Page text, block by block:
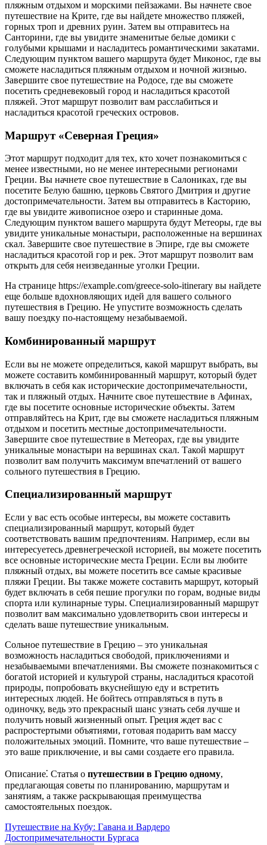
пляжным отдыхом и морскими пейзажами. Вы начнете свое
путешествие на Крите, где вы найдете множество пляжей,
горных троп и древних руин. Затем вы отправитесь на
Санторини, где вы увидите знаменитые белые домики с
голубыми крышами и насладитесь романтическими закатами.
Следующим пунктом вашего маршрута будет Миконос, где вы
сможете насладиться пляжным отдыхом и ночной жизнью.
Завершите свое путешествие на Родосе, где вы сможете
посетить средневековый город и насладиться красотой
пляжей. Этот маршрут позволит вам расслабиться и
насладиться красотой греческих островов.
Маршрут «Северная Греция»
Этот маршрут подходит для тех, кто хочет познакомиться с
менее известными, но не менее интересными регионами
Греции. Вы начнете свое путешествие в Салониках, где вы
посетите Белую башню, церковь Святого Дмитрия и другие
достопримечательности. Затем вы отправитесь в Касторию,
где вы увидите живописное озеро и старинные дома.
Следующим пунктом вашего маршрута будут Метеоры, где вы
увидите уникальные монастыри, расположенные на вершинах
скал. Завершите свое путешествие в Эпире, где вы сможете
насладиться красотой гор и рек. Этот маршрут позволит вам
открыть для себя неизведанные уголки Греции.
На странице https://example.com/greece-solo-itinerary вы найдете
еще больше вдохновляющих идей для вашего сольного
путешествия в Грецию. Не упустите возможность сделать
вашу поездку по-настоящему незабываемой.
Комбинированный маршрут
Если вы не можете определиться, какой маршрут выбрать, вы
можете составить комбинированный маршрут, который будет
включать в себя как исторические достопримечательности,
так и пляжный отдых. Начните свое путешествие в Афинах,
где вы посетите основные исторические объекты. Затем
отправляйтесь на Крит, где вы сможете насладиться пляжным
отдыхом и посетить местные достопримечательности.
Завершите свое путешествие в Метеорах, где вы увидите
уникальные монастыри на вершинах скал. Такой маршрут
позволит вам получить максимум впечатлений от вашего
сольного путешествия в Грецию.
Специализированный маршрут
Если у вас есть особые интересы, вы можете составить
специализированный маршрут, который будет
соответствовать вашим предпочтениям. Например, если вы
интересуетесь древнегреческой историей, вы можете посетить
все основные исторические места Греции. Если вы любите
пляжный отдых, вы можете посетить все самые красивые
пляжи Греции. Вы также можете составить маршрут, который
будет включать в себя пешие прогулки по горам, водные виды
спорта или кулинарные туры. Специализированный маршрут
позволит вам максимально удовлетворить свои интересы и
сделать ваше путешествие уникальным.
Сольное путешествие в Грецию – это уникальная
возможность насладиться свободой, приключениями и
незабываемыми впечатлениями. Вы сможете познакомиться с
богатой историей и культурой страны, насладиться красотой
природы, попробовать вкуснейшую еду и встретить
интересных людей. Не бойтесь отправляться в путь в
одиночку, ведь это прекрасный шанс узнать себя лучше и
получить новый жизненный опыт. Греция ждет вас с
распростертыми объятиями, готовая подарить вам массу
положительных эмоций. Помните, что ваше путешествие –
это ваше приключение, и вы сами создаете его правила.
Описание⁚ Статья о путешествии в Грецию одному,
предлагающая советы по планированию, маршрутам и
занятиям, а также раскрывающая преимущества
самостоятельных поездок.
Навигация
Путешествие на Кубу: Гавана и Вардеро
Достопримечательности Бургаса